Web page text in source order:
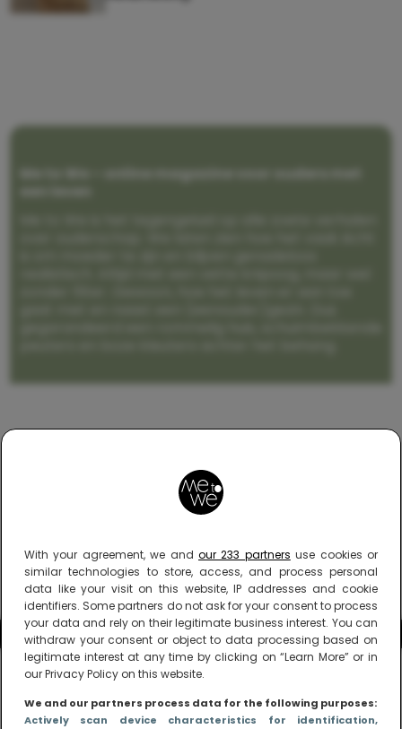
With your agreement, we and our 233 partners use cookies or
similar technologies to store, access, and process personal
data like your visit on this website, IP addresses and cookie
identifiers. Some partners do not ask for your consent to process
your data and rely on their legitimate business interest. You can
withdraw your consent or object to data processing based on
legitimate interest at any time by clicking on “Learn More” or in
our Privacy Policy on this website.
We and our partners process data for the following purposes:
Actively scan device characteristics for identification,
Me to We – online magazine voor ouders met